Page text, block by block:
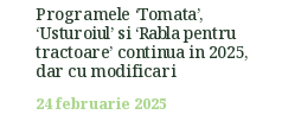
Programele ‘Tomata’,
‘Usturoiul’ si ‘Rabla pentru
tractoare’ continua in 2025,
dar cu modificari
24 februarie 2025